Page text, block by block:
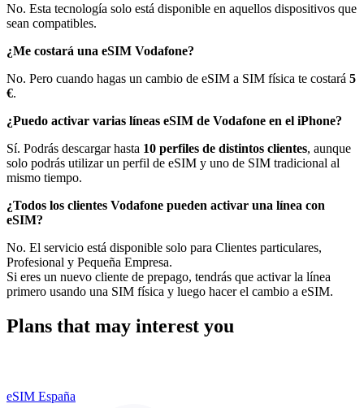
No. Esta tecnología solo está disponible en aquellos dispositivos que
sean compatibles.
¿Me costará una eSIM Vodafone?
No. Pero cuando hagas un cambio de eSIM a SIM física te costará 5
€.
¿Puedo activar varias líneas eSIM de Vodafone en el iPhone?
Sí. Podrás descargar hasta 10 perfiles de distintos clientes, aunque
solo podrás utilizar un perfil de eSIM y uno de SIM tradicional al
mismo tiempo.
¿Todos los clientes Vodafone pueden activar una línea con
eSIM?
No. El servicio está disponible solo para Clientes particulares,
Profesional y Pequeña Empresa.
Si eres un nuevo cliente de prepago, tendrás que activar la línea
primero usando una SIM física y luego hacer el cambio a eSIM.
Plans that may interest you
eSIM España